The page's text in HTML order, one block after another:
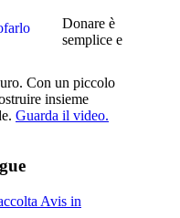
Donare è
semplice e
Con un piccolo
insieme
Guarda il video.
Avis in